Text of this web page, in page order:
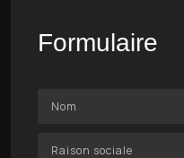
Formulaire